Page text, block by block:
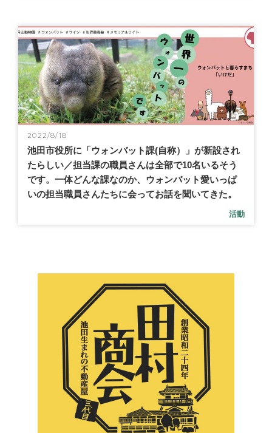
2022/8/18
池田市役所に「ウォンバット課(自称）」が新設され
たらしい／担当課の職員さんは全部で10名いるそう
です。一体どんな課なのか、ウォンバット愛いっぱ
いの担当職員さんたちに会ってお話を聞いてきた。
活動